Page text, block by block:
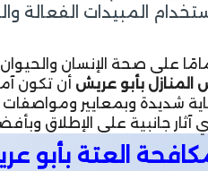
المبيدات الفعالة
على صحة الإنسان
المنازل بأبو عريش أن تكون
شديدة وبمعايير
جانبية على الإطلاق
مكافحة العتة بأبو